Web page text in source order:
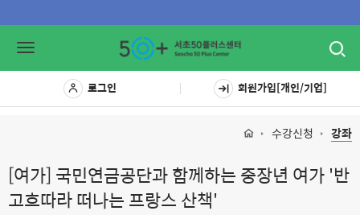
Toggle
로그인 회원가입[개인/기업]
수강신청 강좌
[여가] 국민연금공단과 함께하는 중장년 여가 '반
고흐따라 떠나는 프랑스 산책'